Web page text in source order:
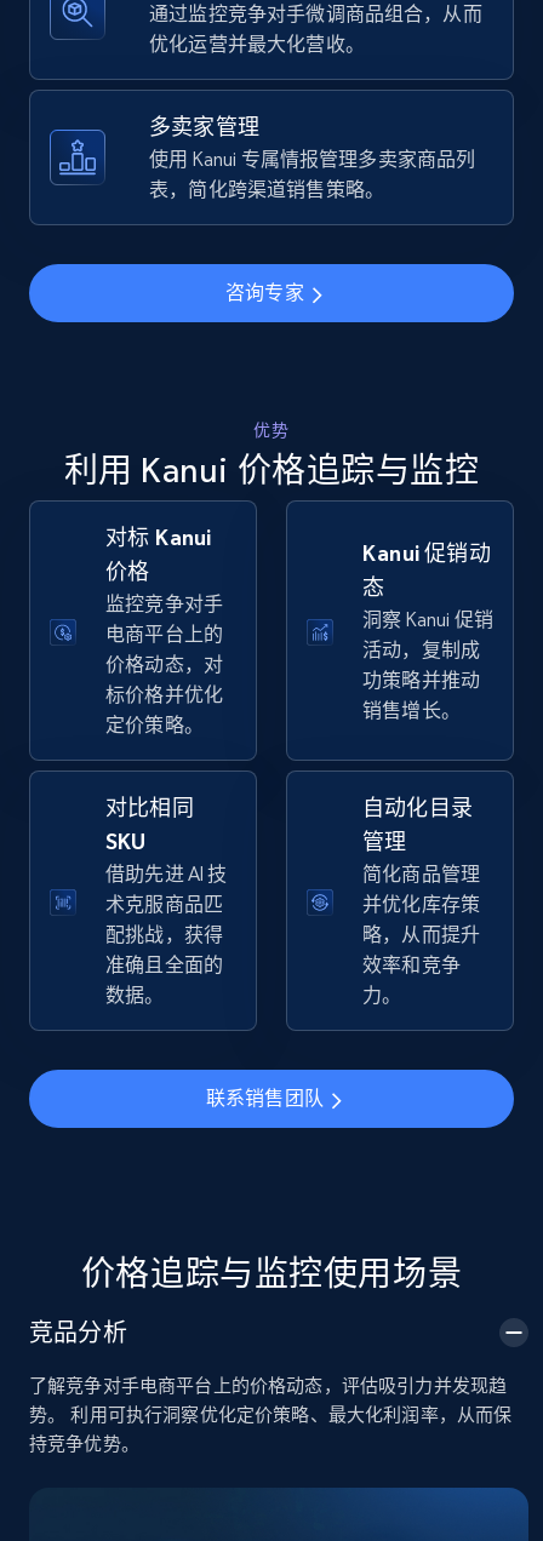
5.6K+ 874+ 立即开始
Walmart - products - Find new products by
using specific category URL
URL, Final price, Sku, Currency, Gtin,
Specifications, Image urls, Top reviews, and
5.6K+ 874+ 立即开始
Walmart - products - Collects products by
specific keywords
URL, Final price, Sku, Currency, Gtin,
Specifications, Image urls, Top reviews, and
more.
5.6K+ 874+ 立即开始
using sku numbers
URL, Final price, Sku, Currency, Gtin,
Specifications, Image urls, Top reviews, and
more.
5.6K+ 874+ 立即开始
URL, Title, Available, Description, Currency, Initial
price, Final price, Discount percent, and more.
URL, Title, Available, Description, Currency, Initial
5.4K+ 667+ 立即开始
通过监控竞争对手微调商品组合，从而
优化运营并最大化营收。
多卖家管理
使用 Kanui 专属情报管理多卖家商品列
表，简化跨渠道销售策略。
咨询专家
优势
利用 Kanui 价格追踪与监控
对标 Kanui
价格
监控竞争对手
电商平台上的
价格动态，对
标价格并优化
定价策略。
Kanui 促销动
态
洞察 Kanui 促销
活动，复制成
功策略并推动
销售增长。
对比相同
SKU
借助先进 AI 技
术克服商品匹
配挑战，获得
准确且全面的
数据。
自动化目录
管理
简化商品管理
并优化库存策
略，从而提升
效率和竞争
力。
联系销售团队
价格追踪与监控使用场景
竞品分析
了解竞争对手电商平台上的价格动态，评估吸引力并发现趋
势。 利用可执行洞察优化定价策略、最大化利润率，从而保
持竞争优势。